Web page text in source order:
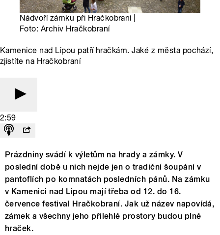
Nádvoří zámku při Hračkobraní |
Foto: Archiv Hračkobraní
Kamenice nad Lipou patří hračkám. Jaké z města pochází,
zjistíte na Hračkobraní
2:59
Prázdniny svádí k výletům na hrady a zámky. V
poslední době u nich nejde jen o tradiční šoupání v
pantoflích po komnatách posledních pánů. Na zámku
v Kamenici nad Lipou mají třeba od 12. do 16.
července festival Hračkobraní. Jak už název napovídá,
zámek a všechny jeho přilehlé prostory budou plné
hraček.